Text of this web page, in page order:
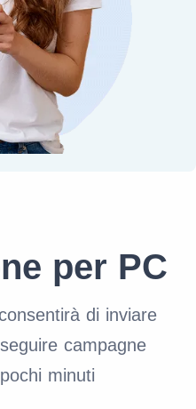
per PC
di inviare
campagne
minuti